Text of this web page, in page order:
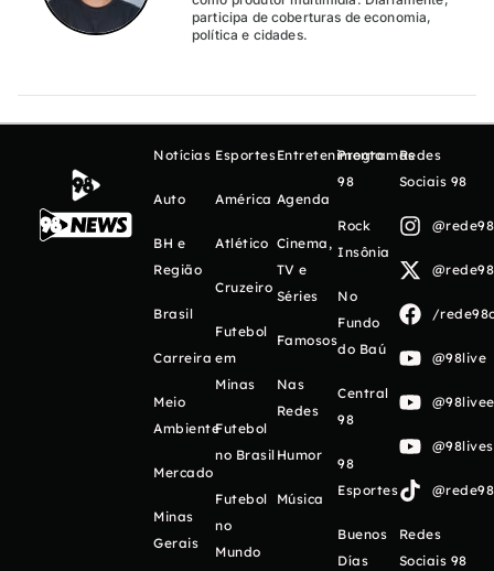
participa de coberturas de economia,
política e cidades.
Notícias
Auto
BH e
Região
Brasil
Carreira
Meio
Ambiente
Mercado
Minas
Gerais
Esportes
América
Atlético
Cruzeiro
Futebol
em
Minas
Futebol
no Brasil
Futebol
no
Mundo
Entretenimento
Agenda
Cinema,
TV e
Séries
Famosos
Nas
Redes
Humor
Música
Programas
98
Rock
Insônia
No
Fundo
do Baú
Central
98
98
Esportes
Buenos
Días
Redes
Sociais 98
/
@98live
Redes
Sociais 98